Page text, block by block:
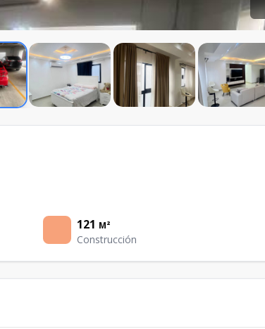
121 M²
Construcción